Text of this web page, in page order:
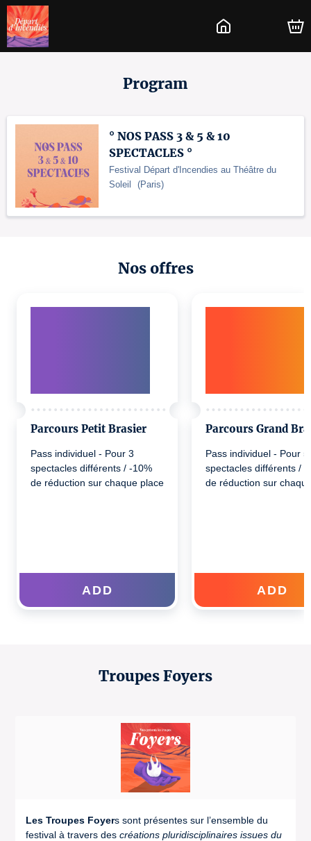
Program
° NOS PASS 3 & 5 & 10
SPECTACLES °
Festival Départ d'Incendies au Théâtre du
Soleil
(Paris)
Nos offres
Parcours Petit Brasier
Pass individuel - Pour 3
spectacles différents / -10%
de réduction sur chaque place
ADD
Parcours Grand
Pass individuel - Pour 5
spectacles différents / -
de réduction sur
ADD
Troupes Foyers
Les Troupes Foyers sont présentes sur l’ensemble du
festival à travers des créations pluridisciplinaires issues du